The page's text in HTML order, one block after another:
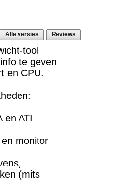
Alle versies Reviews
tool
te geven
en CPU.
en ATI
monitor
(mits